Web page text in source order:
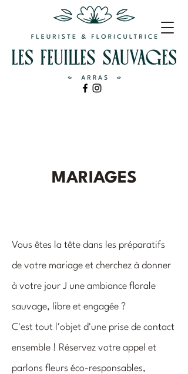
MARIAGES
Vous êtes la tête dans les préparatifs
de votre mariage et cherchez à donner
à votre jour J une ambiance florale
sauvage, libre et engagée ?
​C'est tout l'objet d'une prise de contact
ensemble ! Réservez votre appel et
parlons fleurs éco-responsables,